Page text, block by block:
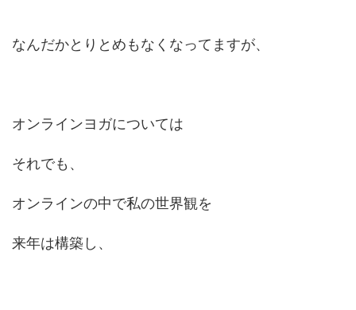
なんだかとりとめもなくなってますが、
オンラインヨガについては
それでも、
オンラインの中で私の世界観を
来年は構築し、